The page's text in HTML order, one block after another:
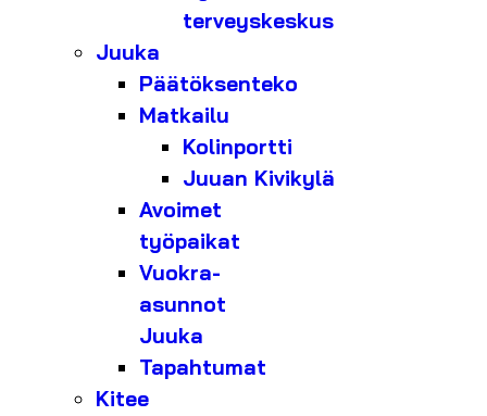
terveyskeskus
Juuka
Päätöksenteko
Matkailu
Kolinportti
Juuan Kivikylä
Avoimet
työpaikat
Vuokra-
asunnot
Juuka
Tapahtumat
Kitee